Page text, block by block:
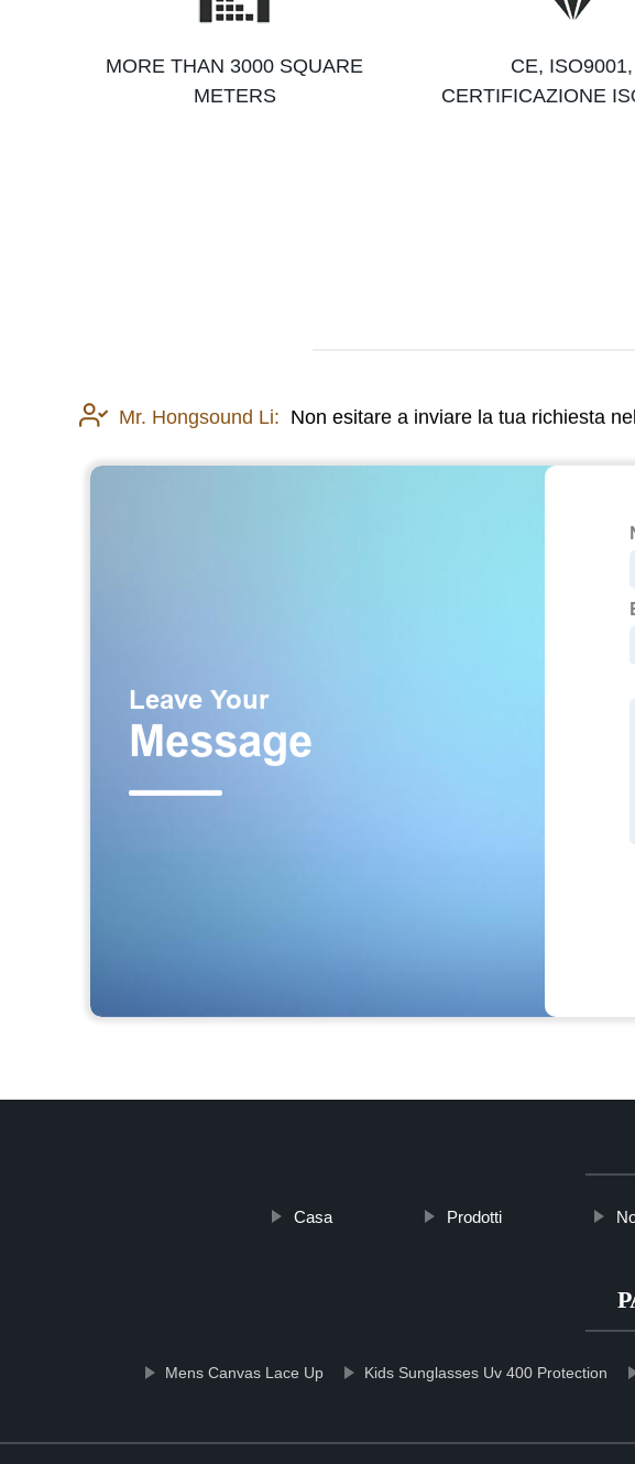
MORE THAN 3000 SQUARE
METERS
CE, ISO9001,
CERTIFICAZIONE
Mr. Hongsound Li: Non esitare a inviare la tua richiesta
Casa Prodotti
Mens Canvas Lace Up Kids Sunglasses Uv 400 Protection